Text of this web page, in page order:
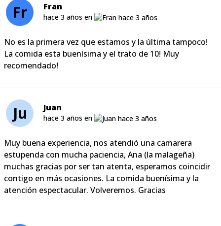
Fr Fran
hace 3 años en
No es la primera vez que estamos y la última tampoco!
La comida esta buenísima y el trato de 10! Muy
recomendado!
Ju Juan
hace 3 años en
Muy buena experiencia, nos atendió una camarera
estupenda con mucha paciencia, Ana (la malageña)
muchas gracias por ser tan atenta, esperamos coincidir
contigo en más ocasiones. La comida buenísima y la
atención espectacular. Volveremos. Gracias